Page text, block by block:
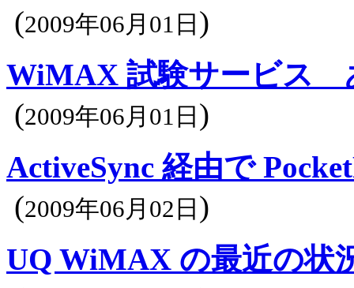
(2009年06月01日 )
WiMAX 試験サービス
(2009年06月01日 )
ActiveSync 経由で
(2009年06月02日 )
UQ WiMAX の最近の状